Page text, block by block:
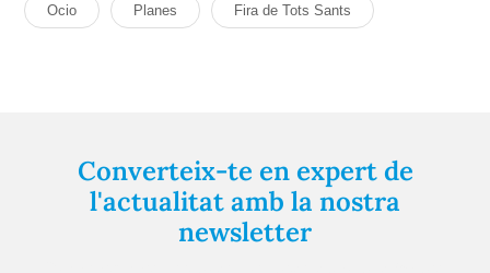
Ocio Planes Fira de Tots Sants
Converteix-te en expert de
l'actualitat amb la nostra
newsletter